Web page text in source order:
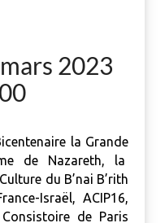
2023
la Grande
de Nazareth, la
du B’nai B’rith
Israël, ACIP16,
de Paris